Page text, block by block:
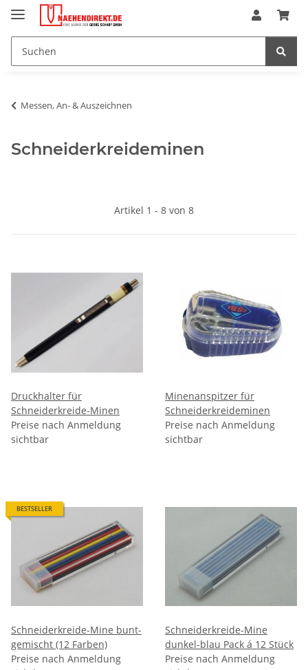
Messen, An- & Auszeichnen
Schneiderkreideminen
Artikel 1 - 8 von 8
Druckhalter für
Schneiderkreide-Minen
Preise nach Anmeldung
sichtbar
Minenanspitzer für
Schneiderkreideminen
Preise nach Anmeldung
sichtbar
BESTSELLER
Schneiderkreide-Mine bunt-
gemischt (12 Farben)
Preise nach Anmeldung
Schneiderkreide-Mine
dunkel-blau Pack á 12 Stück
Preise nach Anmeldung